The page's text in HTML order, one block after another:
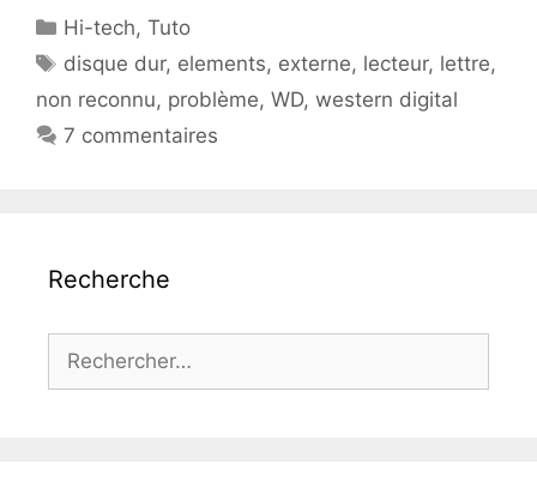
Catégories
Hi-tech,Tuto
Étiquettes
disque dur, elements, externe, lecteur, lettre,
non reconnu, problème, WD, western digital
7 commentaires
Recherche
Rechercher :